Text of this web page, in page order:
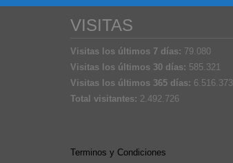
VISITAS
Visitas los últimos 7 días: 79.080
Visitas los últimos 30 días: 585.321
Visitas los últimos 365 días: 6.516.373
Total visitantes: 2.492.726
Terminos y Condiciones